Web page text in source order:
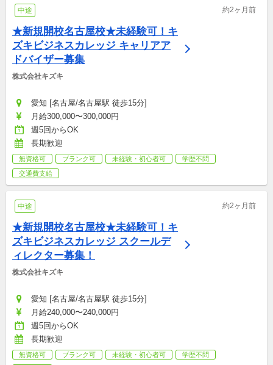
中途 約2ヶ月前
★新規開校名古屋校★未経験可！キ
ズキビジネスカレッジ キャリアア
ドバイザー募集
株式会社キズキ
愛知 [名古屋/名古屋駅 徒歩15分]
月給300,000〜300,000円
週5回からOK
長期歓迎
無資格可 ブランク可 未経験・初心者可
学歴不問
交通費支給
中途 約2ヶ月前
★新規開校名古屋校★未経験可！キ
ズキビジネスカレッジ スクールデ
ィレクター募集！
株式会社キズキ
愛知 [名古屋/名古屋駅 徒歩15分]
月給240,000〜240,000円
週5回からOK
長期歓迎
無資格可 ブランク可 未経験・初心者可
学歴不問